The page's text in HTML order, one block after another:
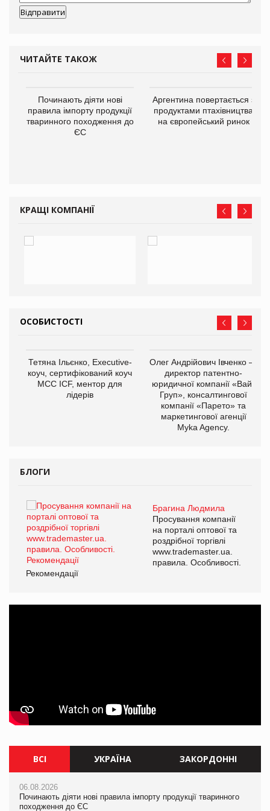
ЧИТАЙТЕ ТАКОЖ
Починають діяти нові
правила імпорту продукції
тваринного походження до
ЄС
Аргентина повертається з
продуктами птахівництва
на європейський ринок
КРАЩІ КОМПАНІЇ
ОСОБИСТОСТІ
Тетяна Ільєнко, Executive-
коуч, сертифікований коуч
МСС ICF, ментор для
лідерів
Олег Андрійович Івченко —
директор патентно-
юридичної компанії «Вайз
Груп», консалтингової
компанії «Парето» та
маркетингової агенції
Myka Agency.
БЛОГИ
Брагина Людмила
Просування компанії
на порталі оптової та
роздрібної торгівлі
www.trademaster.ua.
правила. Особливості.
Рекомендації
ВСІ УКРАЇНА ЗАКОРДОННІ
06.08.2026
Починають діяти нові правила імпорту продукції тваринного
походження до ЄС
06.08.2026
Смачна новинка для хвостатих: у VARUS з’явилися паучі
Varto Paw expert від власної ТМ Varto!
06.08.2026
Починають діяти нові правила імпорту продукції тваринного
походження до ЄС